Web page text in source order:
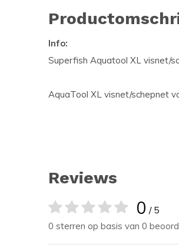
Info:
Superfish Aquatool XL visnet/
AquaTool XL visnet/schepnet
Reviews
0 / 5
0 sterren op basis van 0